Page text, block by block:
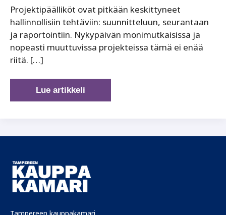
Projektipäälliköt ovat pitkään keskittyneet
hallinnollisiin tehtäviin: suunnitteluun, seurantaan
ja raportointiin. Nykypäivän monimutkaisissa ja
nopeasti muuttuvissa projekteissa tämä ei enää
riitä. […]
Projektipäälliköstä
tulevaisuuden
Lue artikkeli